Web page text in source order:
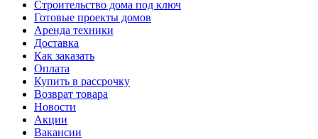
Строительство дома под ключ
Готовые проекты домов
Аренда техники
Доставка
Как заказать
Оплата
Купить в рассрочку
Возврат товара
Новости
Акции
Вакансии